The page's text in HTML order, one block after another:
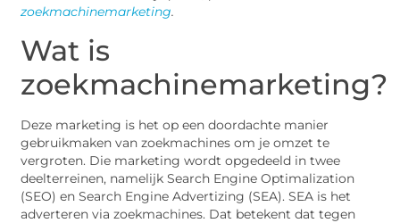
zoekmachinemarketing.
Wat is
zoekmachinemarketing?
Deze marketing is het op een doordachte manier
gebruikmaken van zoekmachines om je omzet te
vergroten. Die marketing wordt opgedeeld in twee
deelterreinen, namelijk Search Engine Optimalization
(SEO) en Search Engine Advertizing (SEA). SEA is het
adverteren via zoekmachines. Dat betekent dat tegen